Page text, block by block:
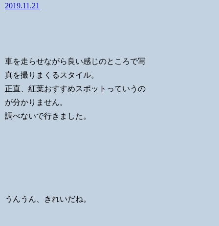
2019.11.21
車を走らせながら良い感じのところで写
真を撮りまくるスタイル。
正直、紅葉おすすめスポットっていうの
が分かりません。
調べないで行きました。
うんうん、きれいだね。